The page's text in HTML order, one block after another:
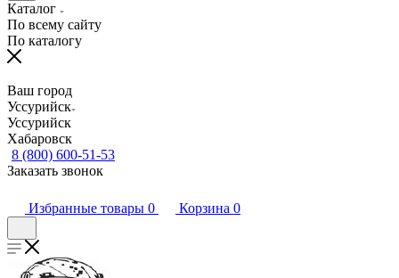
Каталог
По всему сайту
По каталогу
Ваш город
Уссурийск
Уссурийск
Хабаровск
8 (800) 600-51-53
Заказать звонок
Избранные товары 0 Корзина 0